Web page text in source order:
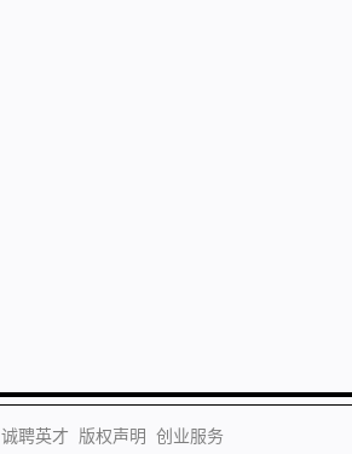
诚聘英才 版权声明 创业服务